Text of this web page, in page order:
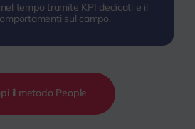
tempo tramite KPI dedicati e il
sul campo.
il metodo People